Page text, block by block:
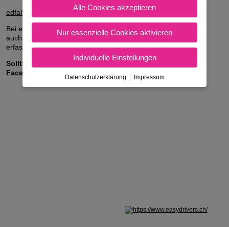
edfahrtenprotokolla4ausfuellbar.pdf
Bei einigen Easy Drivers Fahrschulen kannst du die Kilometer
auch elektronisch mit dem Handy und Tracking über eine App
erfassen.
Solltest du weitere Fragen haben, dann schreib uns auf
Facebook
Alle Cookies akzeptieren
Nur essenzielle Cookies aktivieren
Individuelle Einstellungen
Datenschutzerklärung | Impressum